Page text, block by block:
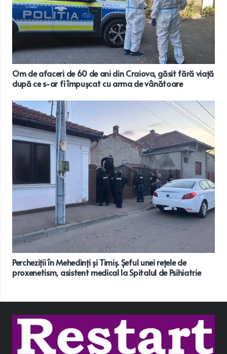
Om de afaceri de 60 de ani din Craiova, găsit fără viață
după ce s-ar fi împușcat cu arma de vânătoare
Percheziții în Mehedinți și Timiș. Șeful unei rețele de
proxenetism, asistent medical la Spitalul de Psihiatrie